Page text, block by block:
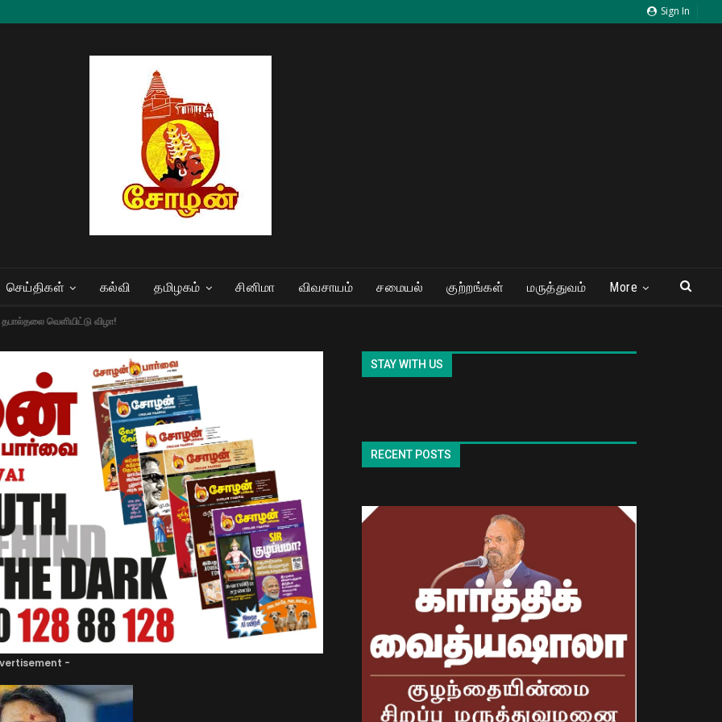
Sign In
செய்திகள் கல்வி தமிழகம் சினிமா விவசாயம் சமையல் குற்றங்கள் மருத்துவம் More
வெளியிட்டு விழா!
-
STAY WITH US
RECENT POSTS